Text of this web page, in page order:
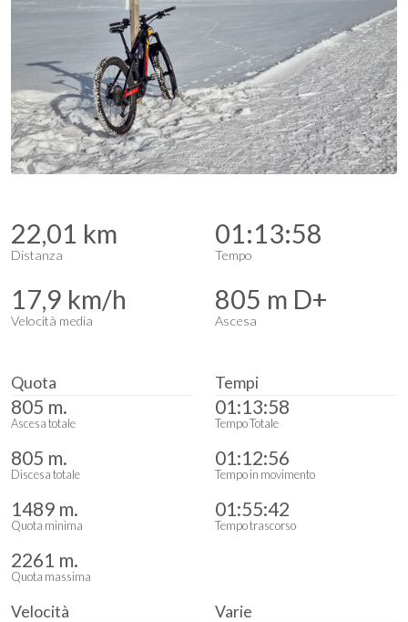
22,01 km
Distanza
01:13:58
Tempo
17,9 km/h
Velocità media
805 m D+
Ascesa
Quota
805 m.
Ascesa totale
805 m.
Discesa totale
1489 m.
Quota minima
2261 m.
Quota massima
Tempi
01:13:58
Tempo Totale
01:12:56
Tempo in movimento
01:55:42
Tempo trascorso
Velocità Varie